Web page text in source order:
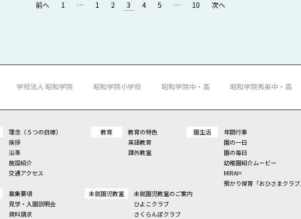
前へ 1 … 1 2 3 4 5 … 10 次へ
学校法人 昭和学院 昭和学院小学校 昭和学院中・高 昭和学院秀英中・高
理念（５つの目標）
挨拶
沿革
施設紹介
交通アクセス
教育
教育の特色
英語教育
課外教室
園生活
年間行事
園の一日
園の毎日
幼稚園紹介ムービー
MIRAI=
預かり保育「おひさまクラブ
募集要項
見学・入園説明会
資料請求
未就園児教室
未就園児教室のご案内
ひよこクラブ
さくらんぼクラブ